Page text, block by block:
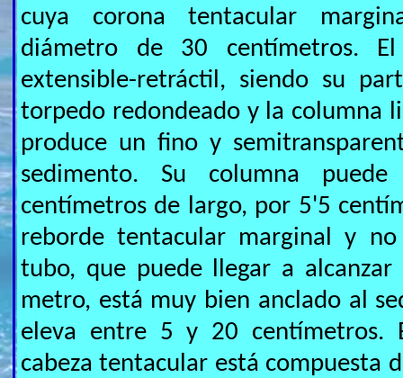
cuya corona tentacular
diámetro de 30 centímetros.
extensible-retráctil, siendo su
torpedo redondeado y la columna
produce un fino y
sedimento. Su columna
centímetros de largo, por 5'5
reborde tentacular marginal y
tubo, que puede llegar a
metro, está muy bien anclado al
eleva entre 5 y 20 centímetros.
cabeza tentacular está compuesta